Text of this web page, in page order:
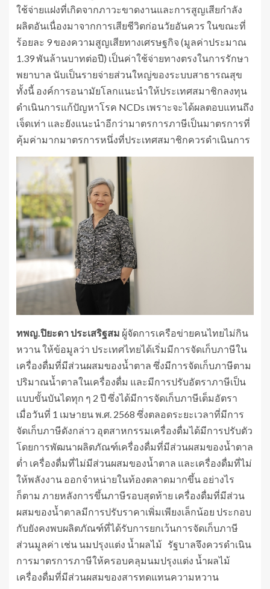
ใช้จ่ายแฝงที่เกิดจากภาวะขาดงานและการสูญเสียกำลัง
ผลิตอันเนื่องมาจากการเสียชีวิตก่อนวัยอันควร ในขณะที่
ร้อยละ 9 ของความสูญเสียทางเศรษฐกิจ (มูลค่าประมาณ
1.39 พันล้านบาทต่อปี) เป็นค่าใช้จ่ายทางตรงในการรักษา
พยาบาล นับเป็นรายจ่ายส่วนใหญ่ของระบบสาธารณสุข
ทั้งนี้ องค์การอนามัยโลกแนะนำให้ประเทศสมาชิกลงทุน
ดำเนินการแก้ปัญหาโรค NCDs เพราะจะได้ผลตอบแทนถึง
เจ็ดเท่า และยังแนะนำอีกว่ามาตรการภาษีเป็นมาตรการที่
คุ้มค่ามากมาตรการหนึ่งที่ประเทศสมาชิกควรดำเนินการ
ทพญ.ปิยะดา ประเสริฐสม ผู้จัดการเครือข่ายคนไทยไม่กิน
หวาน ให้ข้อมูลว่า ประเทศไทยได้เริ่มมีการจัดเก็บภาษีใน
เครื่องดื่มที่มีส่วนผสมของน้ำตาล ซึ่งมีการจัดเก็บภาษีตาม
ปริมาณน้ำตาลในเครื่องดื่ม และมีการปรับอัตราภาษีเป็น
แบบขั้นบันไดทุก ๆ 2 ปี ซึ่งได้มีการจัดเก็บภาษีเต็มอัตรา
เมื่อวันที่ 1 เมษายน พ.ศ. 2568 ซึ่งตลอดระยะเวลาที่มีการ
จัดเก็บภาษีดังกล่าว อุตสาหกรรมเครื่องดื่มได้มีการปรับตัว
โดยการพัฒนาผลิตภัณฑ์เครื่องดื่มที่มีส่วนผสมของน้ำตาล
ต่ำ เครื่องดื่มที่ไม่มีส่วนผสมของน้ำตาล และเครื่องดื่มที่ไม่
ให้พลังงาน ออกจำหน่ายในท้องตลาดมากขึ้น อย่างไร
ก็ตาม ภายหลังการขึ้นภาษีรอบสุดท้าย เครื่องดื่มที่มีส่วน
ผสมของน้ำตาลมีการปรับราคาเพิ่มเพียงเล็กน้อย ประกอบ
กับยังคงพบผลิตภัณฑ์ที่ได้รับการยกเว้นการจัดเก็บภาษี
ส่วนมูลค่า เช่น นมปรุงแต่ง น้ำผลไม้ รัฐบาลจึงควรดำเนิน
การมาตรการภาษีให้ครอบคลุมนมปรุงแต่ง น้ำผลไม้
เครื่องดื่มที่มีส่วนผสมของสารทดแทนความหวาน